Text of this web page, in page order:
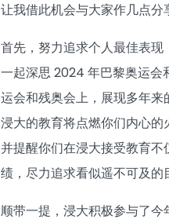
让我借此机会与大家作几点分
首先，努力追求个人最佳表
一起深思 2024 年巴黎奥运会
运会和残奥会上，展现多年
浸大的教育将点燃你们内心
并提醒你们在浸大接受教育
绩，尽力追求看似遥不可及的
顺带一提，浸大积极参与了